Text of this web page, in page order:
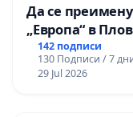
Да се
„Европа“ в
142 подписи
130 Подписи / 7
29 Jul 2026